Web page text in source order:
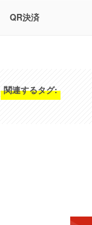
QR決済
関連するタグ: